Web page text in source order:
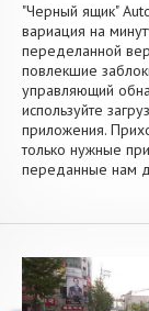
"Черный ящик"
вариация на
переделанной
повлекшие
управляющий
используйте
приложения.
только нужные
переданные нам